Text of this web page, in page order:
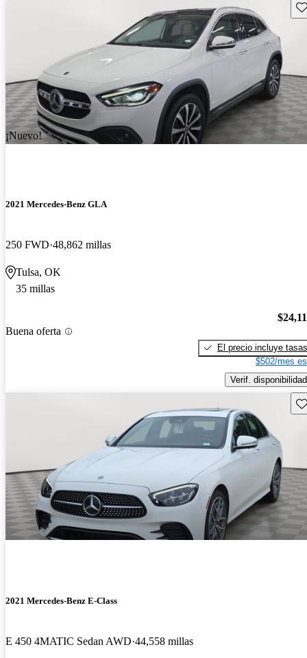
¡Nuevo!
2021 Mercedes-Benz GLA
250 FWD 48,862 millas
Tulsa, OK
35 millas
Buena oferta
El precio incluye tasas
$502/mes
Verif. disponibilidad
2021 Mercedes-Benz E-Class
E 450 4MATIC Sedan AWD 44,558 millas